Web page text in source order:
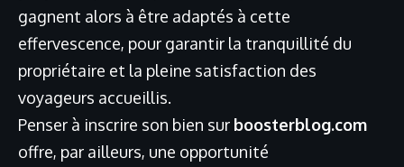
gagnent alors à être adaptés à cette
effervescence, pour garantir la tranquillité du
propriétaire et la pleine satisfaction des
voyageurs accueillis.
Penser à inscrire son bien sur boosterblog.com
offre, par ailleurs, une opportunité